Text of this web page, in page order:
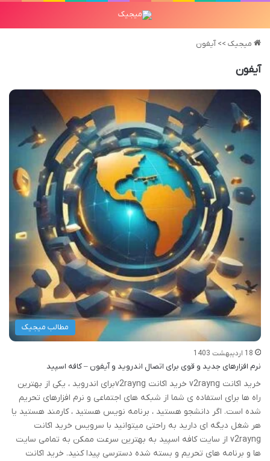
میجیک >> آیفون
آیفون
مطالب میجیک
18 اردیبهشت 1403
نرم افزارهای جدید و قوی برای اتصال اندروید و آیفون – کافه اسپید
خرید اکانت v2rayng خرید اکانت v2rayngبرای اندروید ، یکی از بهترین
راه ها برای استفاده ی شما از شبکه های اجتماعی و نرم افزارهای تحریم
شده است. اگر دانشجو هستید ، برنامه نویس هستید ، کارمند هستید یا
هر شغل دیگه ای دارید به راحتی میتوانید با سرویس خرید اکانت
v2rayng از سایت کافه اسپید به بهترین سرعت ممکن به تمامی سایت
ها و برنامه های تحریم و بسته شده دسترسی پیدا کنید. خرید اکانت